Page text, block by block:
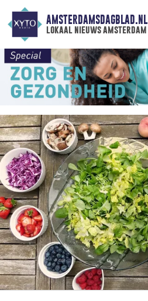
AMSTERDAMSDAGBLAD.NL
lokaal nieuws amsterdam